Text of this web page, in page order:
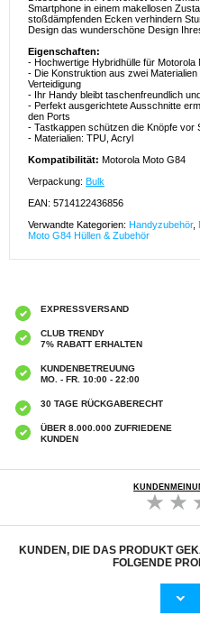
Smartphone in einem makellosen
stoßdämpfenden Ecken verhindern
Design das wunderschöne Design
Eigenschaften:
- Hochwertige Hybridhülle für Motorola
- Die Konstruktion aus zwei
Verteidigung
- Ihr Handy bleibt taschenfreundlich
- Perfekt ausgerichtete Ausschnitte
den Ports
- Tastkappen schützen die Knöpfe vor
- Materialien: TPU, Acryl
Kompatibilität: Motorola Moto G84
Verpackung: Bulk
EAN: 5714122436856
Verwandte Kategorien: Handyzubehör,
Moto G84 Hüllen & Zubehör
EXPRESSVERSAND
CLUB TRENDY
7% RABATT ERHALTEN
KUNDENBETREUUNG
MO. - FR. 10:00 - 22:00
30 TAGE RÜCKGABERECHT
ÜBER 8.000.000 ZUFRIEDENE
KUNDEN
KUNDEN, DIE DAS PRODUKT
FOLGENDE
Motorola Moto G84 Panzerglas - 9H - Case